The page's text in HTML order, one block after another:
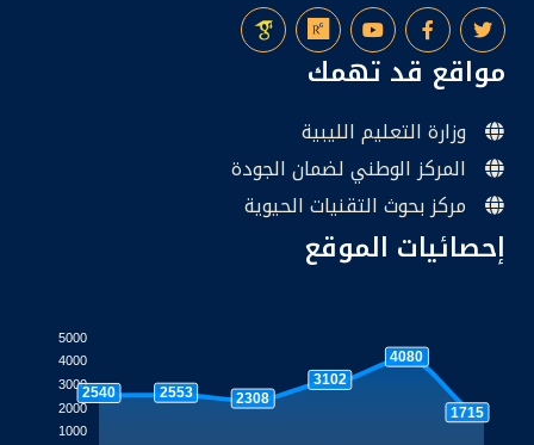
مواقع قد تهمك
وزارة التعليم الليبية
المركز الوطني لضمان الجودة
مركز بحوث التقنيات الحيوية
إحصائيات الموقع
5000
4000
3000
2000
1000
2540 2553 2308
3102
4080
1715